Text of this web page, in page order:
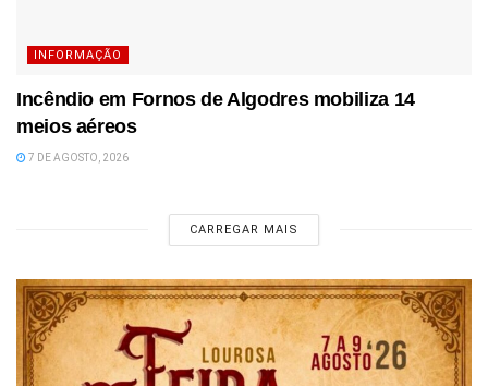
INFORMAÇÃO
Incêndio em Fornos de Algodres mobiliza 14
meios aéreos
7 DE AGOSTO, 2026
CARREGAR MAIS